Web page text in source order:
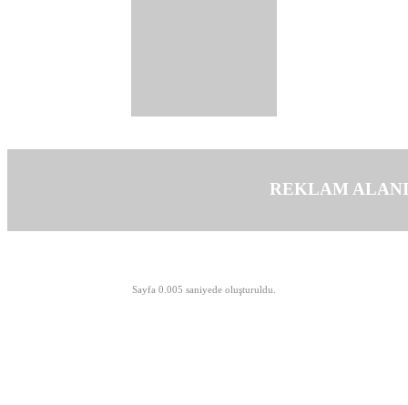
REKLAM ALANI
Sayfa 0.005 saniyede oluşturuldu.